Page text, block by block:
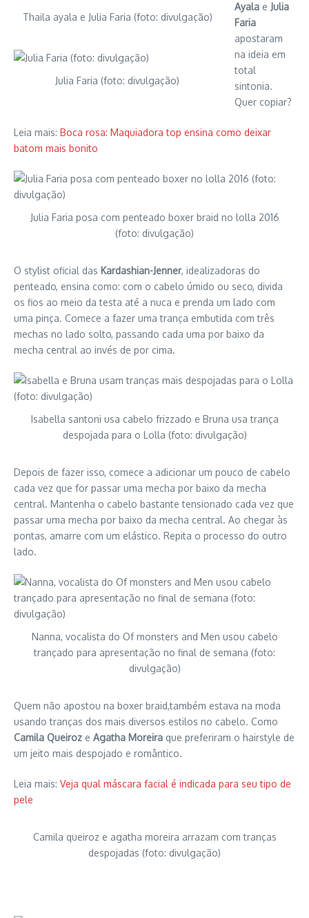
Thaila ayala e Julia Faria (foto: divulgação)
Julia Faria (foto: divulgação)
Ayala e Julia
Faria
apostaram
na ideia em
total
sintonia.
Quer copiar?
Leia mais: Boca rosa: Maquiadora top ensina como deixar
batom mais bonito
Julia Faria posa com penteado boxer braid no lolla 2016
(foto: divulgação)
O stylist oficial das Kardashian-Jenner, idealizadoras do
penteado, ensina como: com o cabelo úmido ou seco, divida
os fios ao meio da testa até a nuca e prenda um lado com
uma pinça. Comece a fazer uma trança embutida com três
mechas no lado solto, passando cada uma por baixo da
mecha central ao invés de por cima.
Isabella santoni usa cabelo frizzado e Bruna usa trança
despojada para o Lolla (foto: divulgação)
Depois de fazer isso, comece a adicionar um pouco de cabelo
cada vez que for passar uma mecha por baixo da mecha
central. Mantenha o cabelo bastante tensionado cada vez que
passar uma mecha por baixo da mecha central. Ao chegar às
pontas, amarre com um elástico. Repita o processo do outro
lado.
Nanna, vocalista do Of monsters and Men usou cabelo
trançado para apresentação no final de semana (foto:
divulgação)
Quem não apostou na boxer braid,também estava na moda
usando tranças dos mais diversos estilos no cabelo. Como
Camila Queiroz e Agatha Moreira que preferiram o hairstyle de
um jeito mais despojado e romântico.
Leia mais: Veja qual máscara facial é indicada para seu tipo de
pele
Camila queiroz e agatha moreira arrazam com tranças
despojadas (foto: divulgação)